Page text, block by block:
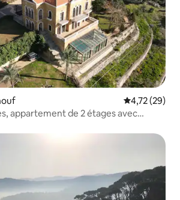
Note
4,72 (29)
appartement de 2 étages avec